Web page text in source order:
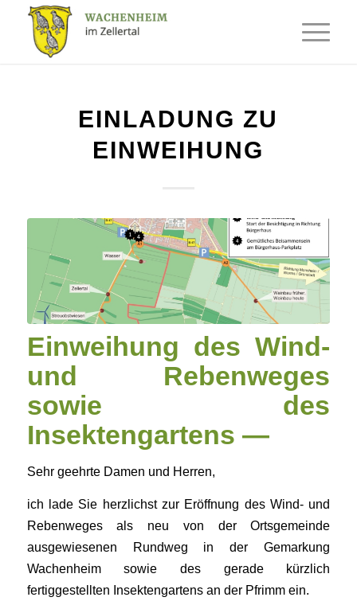
EINLADUNG ZU
EINWEIHUNG
Einweihung des Wind-
und Rebenweges
sowie des
Insektengartens —
Sehr geehrte Damen und Herren,
ich lade Sie herzlichst zur Eröffnung des Wind- und
Rebenweges als neu von der Ortsgemeinde
ausgewiesenen Rundweg in der Gemarkung
Wachenheim sowie des gerade kürzlich
fertiggestellten Insektengartens an der Pfrimm ein.